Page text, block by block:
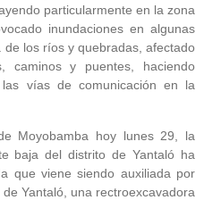
particularmente en la zona
inundaciones en algunas
los ríos y quebradas, afectado
caminos y puentes, haciendo
las vías de comunicación en la
Moyobamba hoy lunes 29, la
baja del distrito de Yantaló ha
que viene siendo auxiliada por
Yantaló, una rectroexcavadora